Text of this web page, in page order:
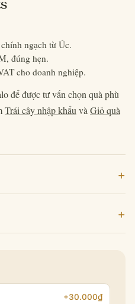
ngạch từ Úc.
đúng hẹn.
cho doanh nghiệp.
để được tư vấn chọn quà phù
Trái cây nhập khẩu và Giỏ quà
+
+
+30.000₫